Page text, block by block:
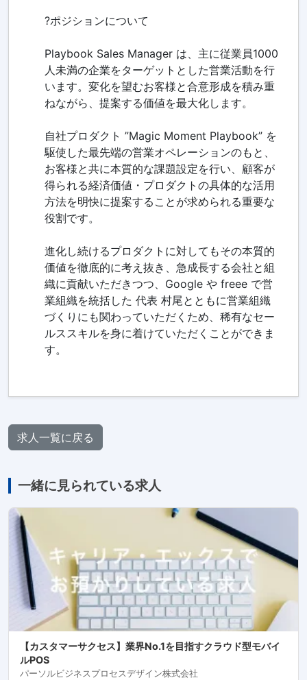
?ポジションについて
Playbook Sales Manager は、主に従業員1000
人未満の企業をターゲットとした営業活動を行
います。変化を望むお客様と合意形成を積み重
ねながら、提案する価値を最大化します。
自社プロダクト ”Magic Moment Playbook” を
駆使した最先端の営業オペレーションのもと、
お客様と共に本質的な課題設定を行い、顧客が
得られる経済価値・プロダクトの具体的な活用
方法を明快に提案することが求められる重要な
役割です。
進化し続けるプロダクトに対してもその本質的
価値を徹底的に考え抜き、急成長する会社と組
織に貢献いただきつつ、Google や freee で営
業組織を統括した 代表 村尾とともに営業組織
づくりにも関わっていただくため、稀有なセー
ルススキルを身に着けていただくことができま
す。
求人一覧に戻る
一緒に見られている求人
【カスタマーサクセス】業界No.1を目指すクラウド型モバイ
ルPOS
パーソルビジネスプロセスデザイン株式会社